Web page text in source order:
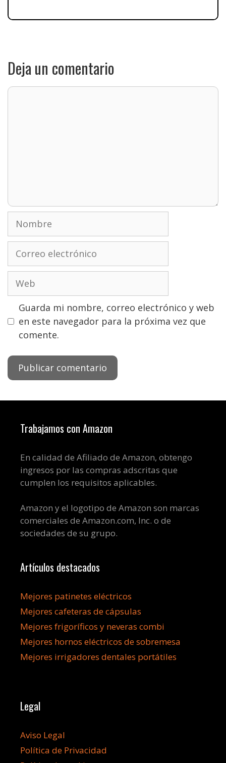
Deja un comentario
Comentario
Nombre
electrónico
Guarda mi nombre, correo electrónico y web
en este navegador para la próxima vez que
comente.
Trabajamos con Amazon
En calidad de Afiliado de Amazon, obtengo
ingresos por las compras adscritas que
cumplen los requisitos aplicables.
Amazon y el logotipo de Amazon son marcas
comerciales de Amazon.com, Inc. o de
sociedades de su grupo.
Artículos destacados
Mejores patinetes eléctricos
Mejores cafeteras de cápsulas
Mejores frigoríficos y neveras combi
Mejores hornos eléctricos de sobremesa
Mejores irrigadores dentales portátiles
Legal
Aviso Legal
Política de Privacidad